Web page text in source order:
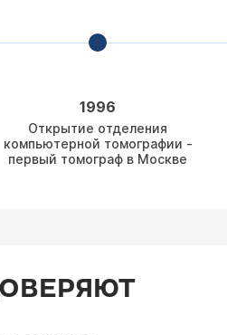
1996
Открытие отделения
компьютерной томографии -
первый томограф в Москве